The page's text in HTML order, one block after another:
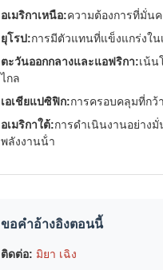
อเมริกาเหนือ:ความต้องการที่มั่น
ยุโรป:การมีตัวแทนที่แข็งแกร่งใ
ตะวันออกกลางและแอฟริกา:เน้น
ไกล
เอเชียแปซิฟิก:การครอบคลุมที่กว้
อเมริกาใต้:การดําเนินงานอย่าง
พลังงานน้ํา
ขอคําอ้างอิงตอนนี้
ติดต่อ: มิยา เฉิง